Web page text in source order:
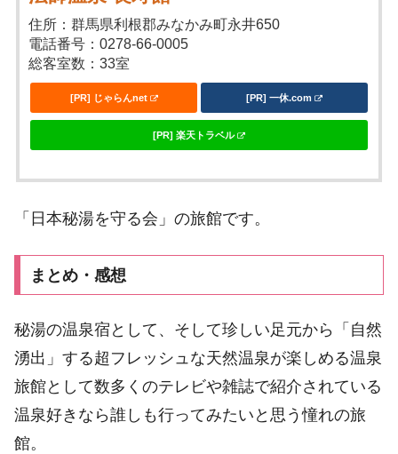
住所：群馬県利根郡みなかみ町永井650
電話番号：0278-66-0005
総客室数：33室
[PR] じゃらんnet [PR] 一休.com
[PR] 楽天トラベル
「日本秘湯を守る会」の旅館です。
まとめ・感想
秘湯の温泉宿として、そして珍しい足元から「自然
湧出」する超フレッシュな天然温泉が楽しめる温泉
旅館として数多くのテレビや雑誌で紹介されている
温泉好きなら誰しも行ってみたいと思う憧れの旅
館。